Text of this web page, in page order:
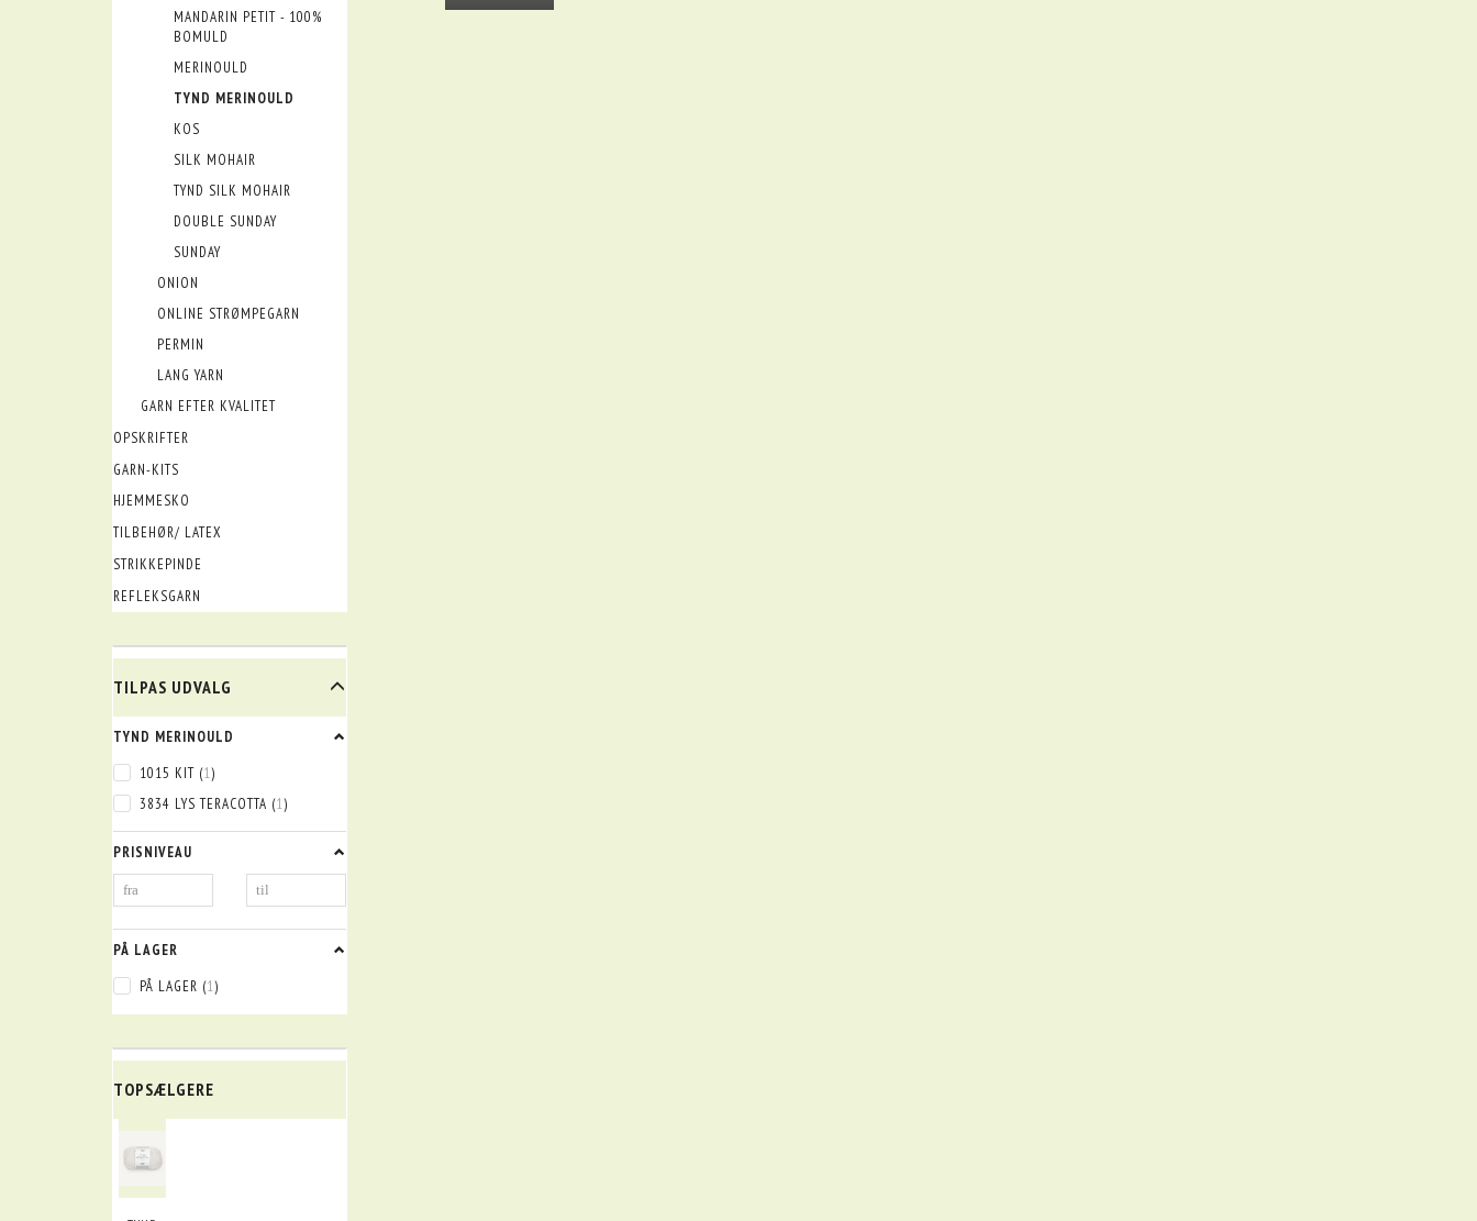
MANDARIN PETIT - 100%
BOMULD
MERINOULD
TYND MERINOULD
KOS
SILK MOHAIR
TYND SILK MOHAIR
DOUBLE SUNDAY
SUNDAY
ONION
ONLINE STRØMPEGARN
PERMIN
LANG YARN
GARN EFTER KVALITET
OPSKRIFTER
GARN-KITS
HJEMMESKO
TILBEHØR/ LATEX
STRIKKEPINDE
REFLEKSGARN
TILPAS UDVALG
TYND MERINOULD
1015 KIT (1)
3834 LYS TERACOTTA (1)
PRISNIVEAU
PÅ LAGER
PÅ LAGER (1)
TOPSÆLGERE